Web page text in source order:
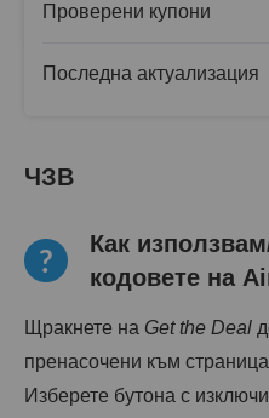
Проверени купони
Последна актуализация
ЧЗВ
Как
кодовете на
Щракнете на Get the Deal
пренасочени към
Изберете бутона с